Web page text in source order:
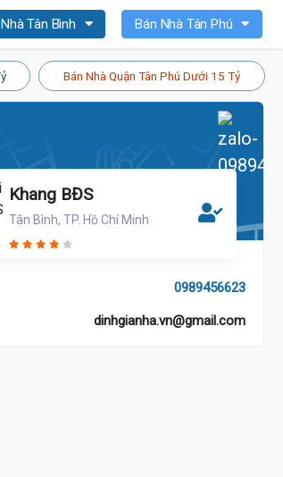
Tân Bình Bán Nhà Tân Phú
Bán Nhà Quận Tân Phú Dưới 15 Tỷ
Khang BĐS
Tân Bình, TP. Hồ Chí Minh
0989456623
dinhgianha.vn@gmail.com